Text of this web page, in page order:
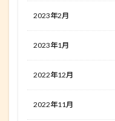
2023年2月
2023年1月
2022年12月
2022年11月